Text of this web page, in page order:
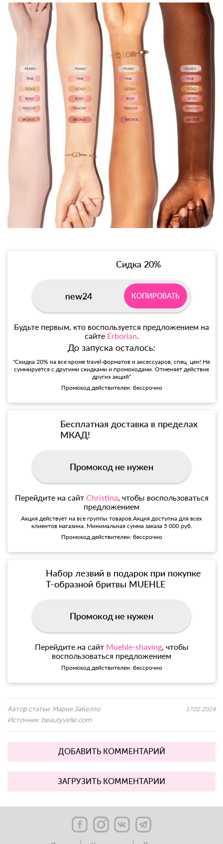
Сидка 20%
new24 КОПИРОВАТЬ
Будьте первым, кто воспользуется предложением на
сайте Erborian
До запуска осталось:
"Скидка 20% на все кроме travel-форматов и аксессуаров, спец. цен! Не
суммируется с другими скидками и промокодами. Отменяет действие
других акций"
Промокод действителен: бессрочно
Бесплатная доставка в пределах
МКАД!
Промокод не нужен
Перейдите на сайт Christina , чтобы воспользоваться
предложением
Акция действует на все группы товаров.Акция доступна для всех
клиентов магазина. Минимальная сумма заказа 5 000 руб.
Промокод действителен: бессрочно
Набор лезвий в подарок при покупке
Т-образной бритвы MUEHLE
Промокод не нужен
Перейдите на сайт Muehle-shaving, чтобы
воспользоваться предложением
Промокод действителен: бессрочно
Автор статьи: Мария Забелло
Источник: beautyvelle.com
17.02.2024
ДОБАВИТЬ КОММЕНТАРИЙ
ЗАГРУЗИТЬ КОММЕНТАРИИ